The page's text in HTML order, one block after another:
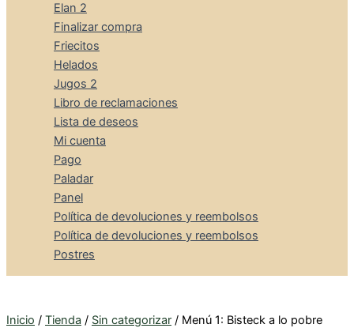
Elan 2
Finalizar compra
Friecitos
Helados
Jugos 2
Libro de reclamaciones
Lista de deseos
Mi cuenta
Pago
Paladar
Panel
Política de devoluciones y reembolsos
Política de devoluciones y reembolsos
Postres
Inicio / Tienda / Sin categorizar / Menú 1: Bisteck a lo pobre